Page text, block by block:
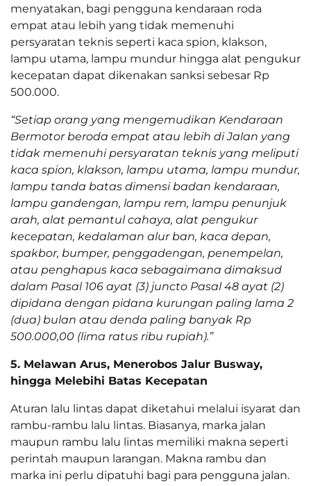
menyatakan, bagi pengguna kendaraan roda
empat atau lebih yang tidak memenuhi
persyaratan teknis seperti kaca spion, klakson,
lampu utama, lampu mundur hingga alat pengukur
kecepatan dapat dikenakan sanksi sebesar Rp
500.000.
“Setiap orang yang mengemudikan Kendaraan
Bermotor beroda empat atau lebih di Jalan yang
tidak memenuhi persyaratan teknis yang meliputi
kaca spion, klakson, lampu utama, lampu mundur,
lampu tanda batas dimensi badan kendaraan,
lampu gandengan, lampu rem, lampu penunjuk
arah, alat pemantul cahaya, alat pengukur
kecepatan, kedalaman alur ban, kaca depan,
spakbor, bumper, penggadengan, penempelan,
atau penghapus kaca sebagaimana dimaksud
dalam Pasal 106 ayat (3) juncto Pasal 48 ayat (2)
dipidana dengan pidana kurungan paling lama 2
(dua) bulan atau denda paling banyak Rp
500.000,00 (lima ratus ribu rupiah).”
5. Melawan Arus, Menerobos Jalur Busway,
hingga Melebihi Batas Kecepatan
Aturan lalu lintas dapat diketahui melalui isyarat dan
rambu-rambu lalu lintas. Biasanya, marka jalan
maupun rambu lalu lintas memiliki makna seperti
perintah maupun larangan. Makna rambu dan
marka ini perlu dipatuhi bagi para pengguna jalan.